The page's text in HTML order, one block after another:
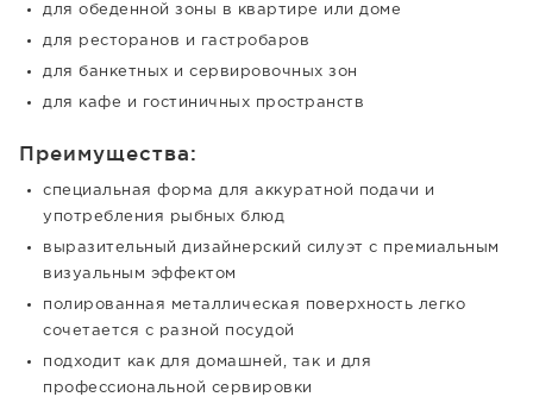
для обеденной зоны в квартире или доме
для ресторанов и гастробаров
для банкетных и сервировочных зон
для кафе и гостиничных пространств
Преимущества:
специальная форма для аккуратной подачи и
употребления рыбных блюд
выразительный дизайнерский силуэт с премиальным
визуальным эффектом
полированная металлическая поверхность легко
сочетается с разной посудой
подходит как для домашней, так и для
профессиональной сервировки